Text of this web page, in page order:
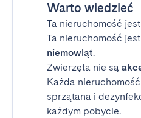
Warto wiedzieć
Ta nieruchomość
Ta nieruchomość
niemowląt.
Zwierzęta nie są
Każda
sprzątana i
każdym pobycie.